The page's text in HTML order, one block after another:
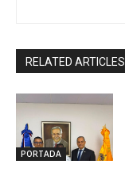
RELATED ARTICLES
PORTADA